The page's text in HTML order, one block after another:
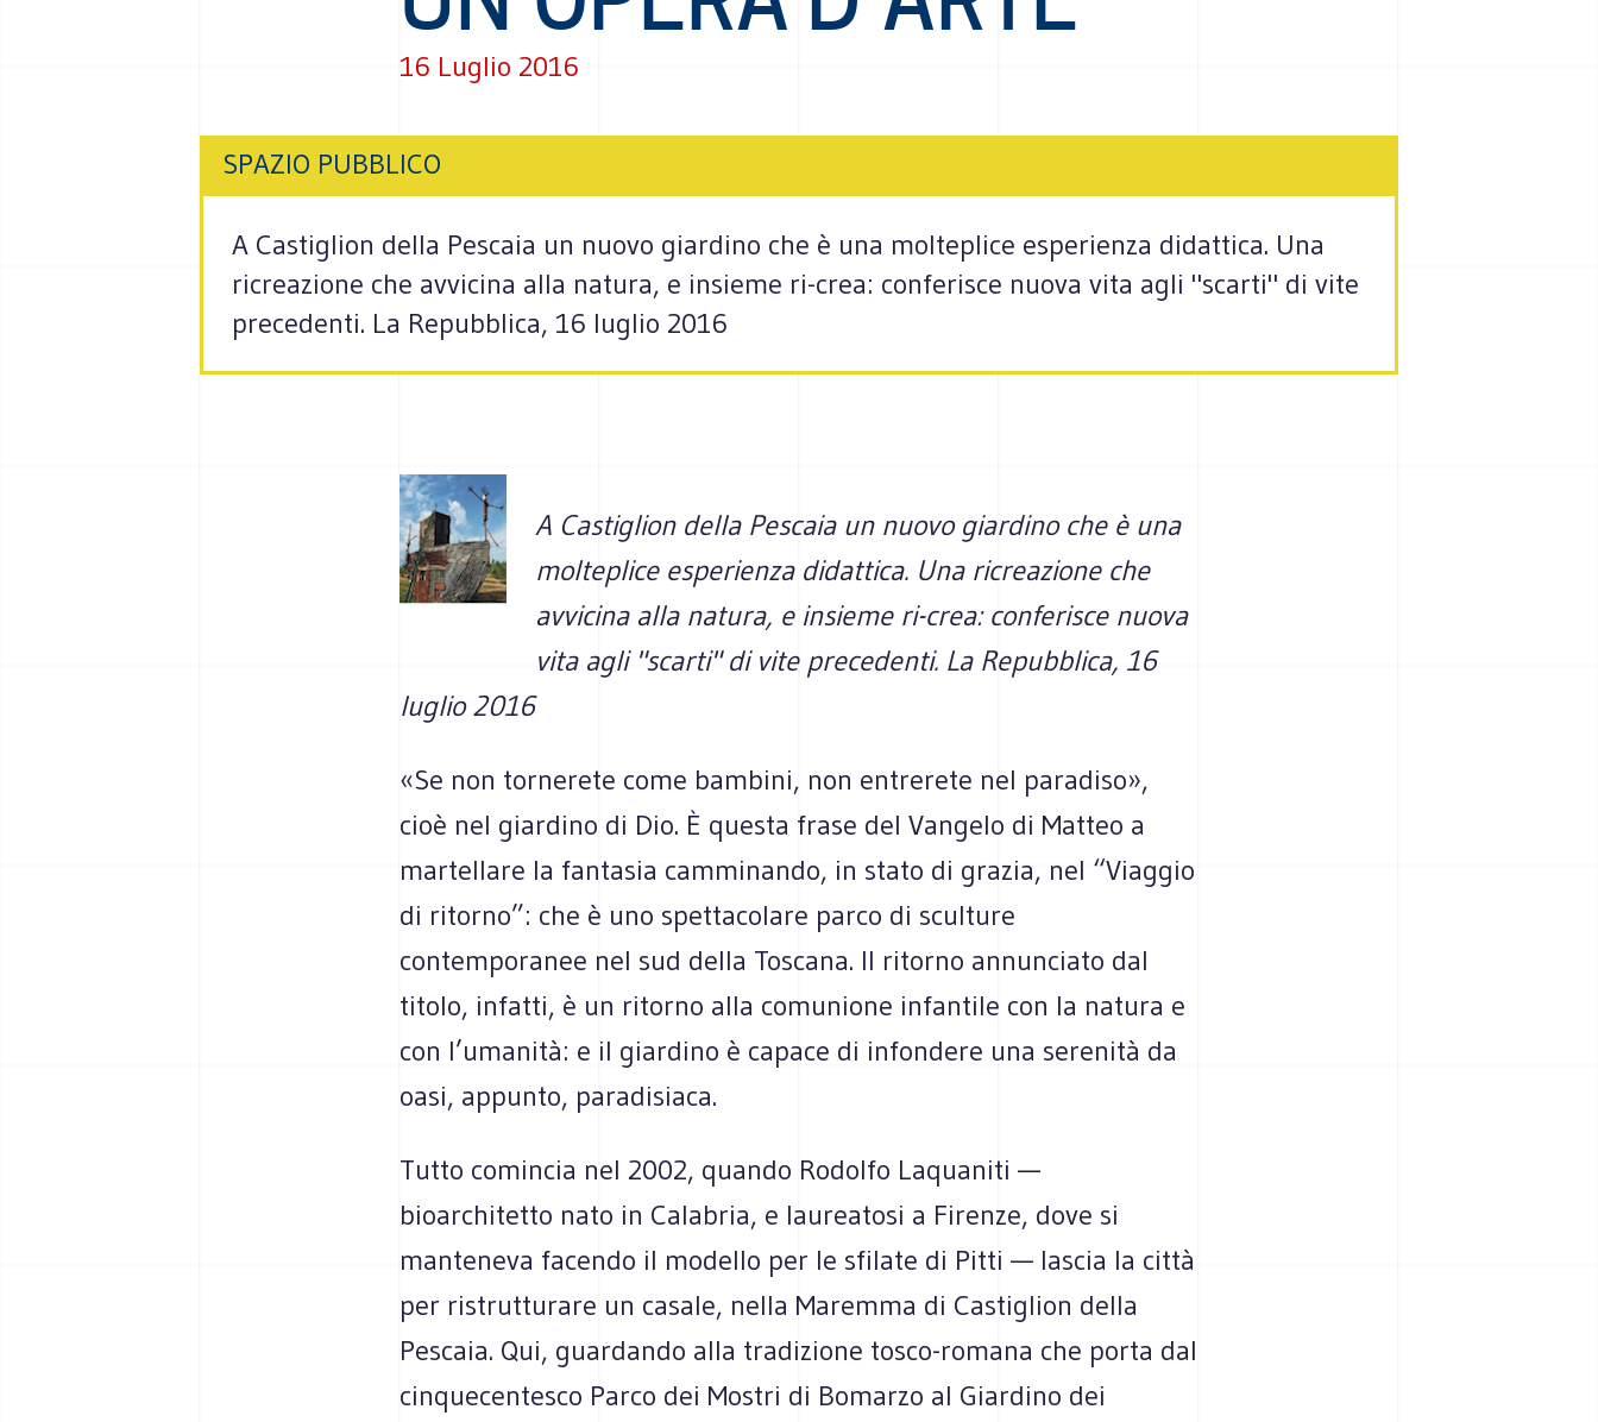
16 Luglio 2016
SPAZIO PUBBLICO
A Castiglion della Pescaia un nuovo giardino che è una molteplice esperienza didattica. Una
ricreazione che avvicina alla natura, e insieme ri-crea: conferisce nuova vita agli "scarti" di vite
precedenti. La Repubblica, 16 luglio 2016
A Castiglion della Pescaia un nuovo giardino che è una
molteplice esperienza didattica. Una ricreazione che
avvicina alla natura, e insieme ri-crea: conferisce nuova
vita agli "scarti" di vite precedenti. La Repubblica, 16
luglio 2016
«Se non tornerete come bambini, non entrerete nel paradiso»,
cioè nel giardino di Dio. È questa frase del Vangelo di Matteo a
martellare la fantasia camminando, in stato di grazia, nel “Viaggio
di ritorno”: che è uno spettacolare parco di sculture
contemporanee nel sud della Toscana. Il ritorno annunciato dal
titolo, infatti, è un ritorno alla comunione infantile con la natura e
con l’umanità: e il giardino è capace di infondere una serenità da
oasi, appunto, paradisiaca.
Tutto comincia nel 2002, quando Rodolfo Laquaniti —
bioarchitetto nato in Calabria, e laureatosi a Firenze, dove si
manteneva facendo il modello per le sfilate di Pitti — lascia la città
per ristrutturare un casale, nella Maremma di Castiglion della
Pescaia. Qui, guardando alla tradizione tosco-romana che porta dal
cinquecentesco Parco dei Mostri di Bomarzo al Giardino dei